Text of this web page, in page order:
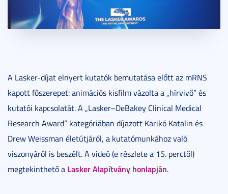
A Lasker-díjat elnyert kutatók bemutatása előtt az mRNS
kapott főszerepet: animációs kisfilm vázolta a „hírvivő” és
kutatói kapcsolatát. A „Lasker–DeBakey Clinical Medical
Research Award” kategóriában díjazott Karikó Katalin és
Drew Weissman életútjáról, a kutatómunkához való
viszonyáról is beszélt. A videó (e részlete a 15. perctől)
megtekinthető a Lasker Alapítvány honlapján.